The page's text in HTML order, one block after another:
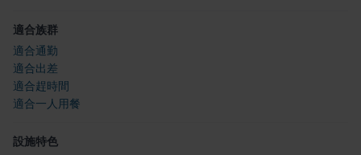
適合族群
適合通勤
適合出差
適合趕時間
適合一人用餐
設施特色